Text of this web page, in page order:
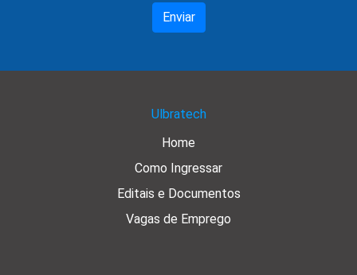
Enviar
Ulbratech
Home
Como Ingressar
Editais e Documentos
Vagas de Emprego